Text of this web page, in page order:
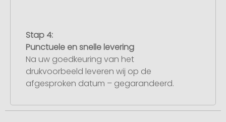
Stap 4:
Punctuele en snelle levering
Na uw goedkeuring van het
drukvoorbeeld leveren wij op de
afgesproken datum – gegarandeerd.